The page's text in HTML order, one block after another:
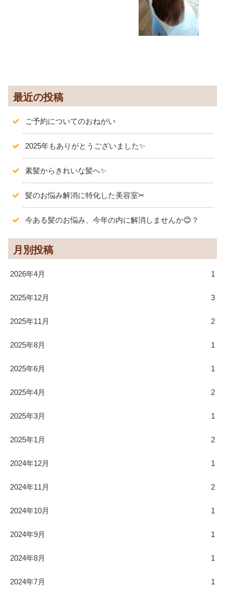
最近の投稿
ご予約についてのおねがい
2025年もありがとうございました✨️
素髪からきれいな髪へ✨
髪のお悩み解消に特化した美容室✂
今ある髪のお悩み、今年の内に解消しませんか😊？
月別投稿
2026年4月 1
2025年12月 3
2025年11月 2
2025年8月 1
2025年6月 1
2025年4月 2
2025年3月 1
2025年1月 2
2024年12月 1
2024年11月 2
2024年10月 1
2024年9月 1
2024年8月 1
2024年7月 1